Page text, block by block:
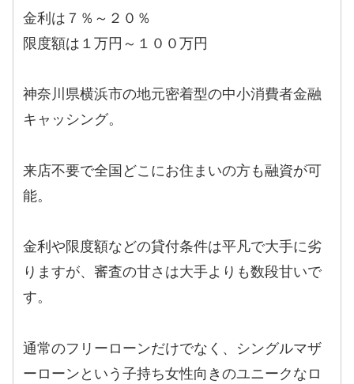
金利は７％～２０％
限度額は１万円～１００万円
神奈川県横浜市の地元密着型の中小消費者金融
キャッシング。
来店不要で全国どこにお住まいの方も融資が可
能。
金利や限度額などの貸付条件は平凡で大手に劣
りますが、審査の甘さは大手よりも数段甘いで
す。
通常のフリーローンだけでなく、シングルマザ
ーローンという子持ち女性向きのユニークなロ